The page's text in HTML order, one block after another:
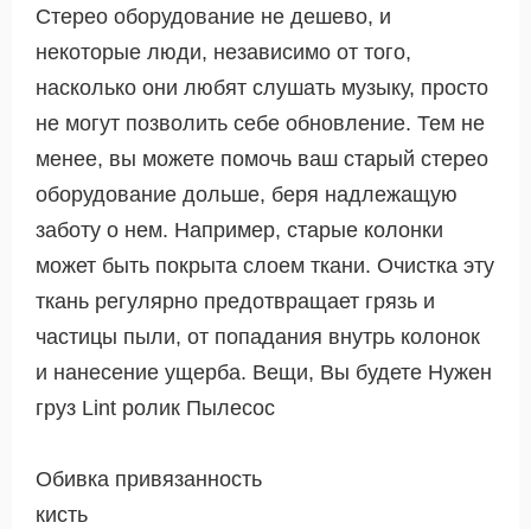
Стерео оборудование не дешево, и
некоторые люди, независимо от того,
насколько они любят слушать музыку, просто
не могут позволить себе обновление. Тем не
менее, вы можете помочь ваш старый стерео
оборудование дольше, беря надлежащую
заботу о нем. Например, старые колонки
может быть покрыта слоем ткани. Очистка эту
ткань регулярно предотвращает грязь и
частицы пыли, от попадания внутрь колонок
и нанесение ущерба. Вещи, Вы будете Нужен
груз Lint ролик Пылесос
Обивка привязанность
кисть